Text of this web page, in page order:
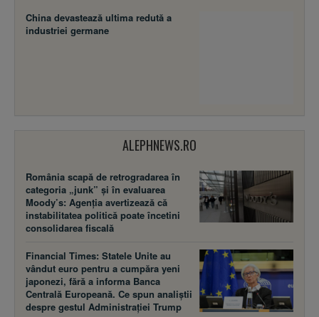
China devastează ultima redută a
industriei germane
ALEPHNEWS.RO
România scapă de retrogradarea în
categoria „junk” și în evaluarea
Moody’s: Agenția avertizează că
instabilitatea politică poate încetini
consolidarea fiscală
Financial Times: Statele Unite au
vândut euro pentru a cumpăra yeni
japonezi, fără a informa Banca
Centrală Europeană. Ce spun analiștii
despre gestul Administrației Trump